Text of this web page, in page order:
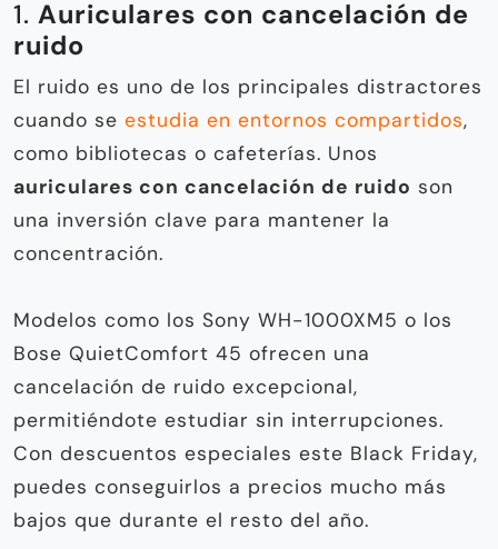
1. Auriculares con cancelación de
ruido
El ruido es uno de los principales distractores
cuando se estudia en entornos compartidos,
como bibliotecas o cafeterías. Unos
auriculares con cancelación de ruido son
una inversión clave para mantener la
concentración.
Modelos como los Sony WH-1000XM5 o los
Bose QuietComfort 45 ofrecen una
cancelación de ruido excepcional,
permitiéndote estudiar sin interrupciones.
Con descuentos especiales este Black Friday,
puedes conseguirlos a precios mucho más
bajos que durante el resto del año.